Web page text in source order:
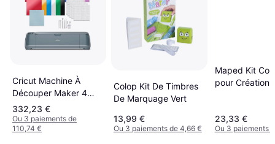
Cricut Machine À
Découper Maker 4
Bleue
332,23 €
Ou 3 paiements de
110,74 €
Colop Kit De Timbres
De Marquage Vert
13,99 €
Ou 3 paiements de 4,66 €
Maped Kit
pour Création
23,33 €
Ou 3 paiements